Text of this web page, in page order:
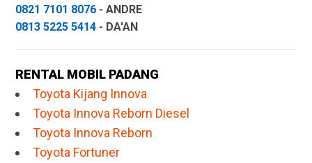
0821 7101 8076 - ANDRE
0813 5225 5414 - DA'AN
RENTAL MOBIL PADANG
Toyota Kijang Innova
Toyota Innova Reborn Diesel
Toyota Innova Reborn
Toyota Fortuner